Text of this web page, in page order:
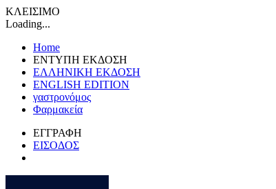
ΚΛΕΙΣΙΜΟ
Loading...
Home
ΕΝΤΥΠΗ ΕΚΔΟΣΗ
ΕΛΛΗΝΙΚΗ ΕΚΔΟΣΗ
ENGLISH EDITION
γαστρονόμος
Φαρμακεία
ΕΓΓΡΑΦΗ
ΕΙΣΟΔΟΣ